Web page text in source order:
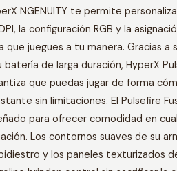
NGENUITY te permite
la configuración RGB y la
que juegues a tu manera. Gracias a
batería de larga duración, HyperX
que puedas jugar de forma
sin limitaciones. El Pulsefire
para ofrecer comodidad en
Los contornos suaves de su
y los paneles texturizados